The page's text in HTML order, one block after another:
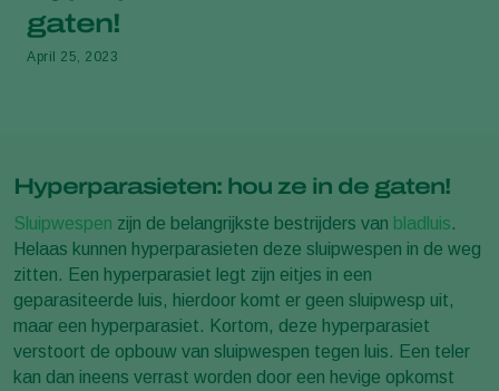
gaten!
April 25, 2023
Hyperparasieten: hou ze in de gaten!
Sluipwespen zijn de belangrijkste bestrijders van bladluis.
Helaas kunnen hyperparasieten deze sluipwespen in de weg
zitten. Een hyperparasiet legt zijn eitjes in een
geparasiteerde luis, hierdoor komt er geen sluipwesp uit,
maar een hyperparasiet. Kortom, deze hyperparasiet
verstoort de opbouw van sluipwespen tegen luis. Een teler
kan dan ineens verrast worden door een hevige opkomst